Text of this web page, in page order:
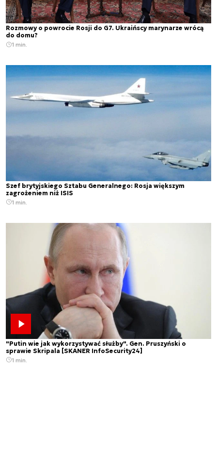
Rozmowy o powrocie Rosji do G7. Ukraińscy marynarze wrócą
do domu?
1 min.
Szef brytyjskiego Sztabu Generalnego: Rosja większym
zagrożeniem niż ISIS
1 min.
"Putin wie jak wykorzystywać służby". Gen. Pruszyński o
sprawie Skripala [SKANER InfoSecurity24]
1 min.